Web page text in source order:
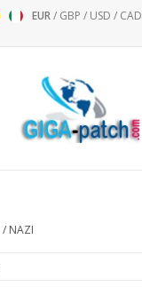
EUR/ GBP / USD / CAD
/ NAZI